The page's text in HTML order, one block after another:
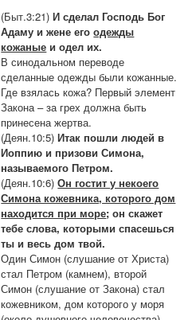
(Быт.3:21)И сделал Господь Бог
Адаму и жене егоодежды
кожаные и одел их.
В синодальном переводе
сделанные одежды были кожанные.
Где взялась кожа? Первый элемент
Закона – за грех должна быть
принесена жертва.
(Деян.10:5)Итак пошли людей в
Иоппию и призови Симона,
называемого Петром.
(Деян.10:6)Он гостит у некоего
Симона кожевника, которого дом
находится при море; он скажет
тебе слова, которыми спасешься
ты и весь дом твой.
Один Симон (слушание от Христа)
стал Петром (камнем), второй
Симон (слушание от Закона) стал
кожевником, дом которого у моря